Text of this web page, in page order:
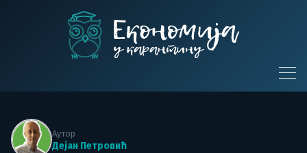
Аутор
Дејан Петровић